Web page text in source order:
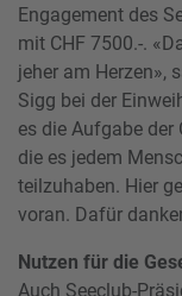
Engagement des
mit CHF 7500.-.
jeher am Herzen»,
Sigg bei der
es die Aufgabe
die es jedem
teilzuhaben. Hier
voran. Dafür
Nutzen für die
Auch Seeclub-